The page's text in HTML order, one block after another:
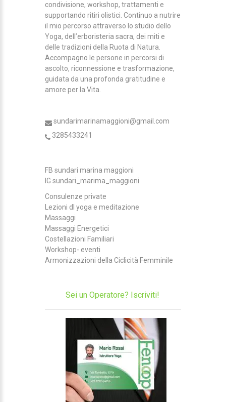
condivisione, workshop, trattamenti e
supportando ritiri olistici. Continuo a nutrire
il mio percorso attraverso lo studio dello
Yoga, dell’erboristeria sacra, dei miti e
delle tradizioni della Ruota di Natura.
Accompagno le persone in percorsi di
ascolto, riconnessione e trasformazione,
guidata da una profonda gratitudine e
amore per la Vita.
sundarimarinamaggioni@gmail.com
3285433241
FB sundari marina maggioni
IG sundari_marima_maggioni
Consulenze private
Lezioni dI yoga e meditazione
Massaggi
Massaggi Energetici
Costellazioni Familiari
Workshop- eventi
Armonizzazioni della Ciclicità Femminile
Sei un Operatore? Iscriviti!